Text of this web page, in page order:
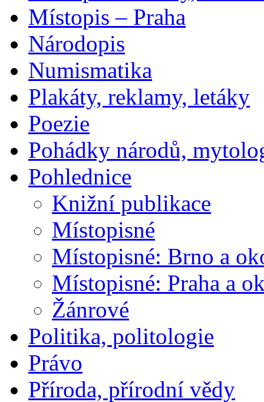
Místopis – Praha
Národopis
Numismatika
Plakáty, reklamy, letáky
Poezie
Pohádky národů,
Pohlednice
Knižní publikace
Místopisné
Místopisné: Brno a
Místopisné: Praha a
Žánrové
Politika, politologie
Právo
Příroda, přírodní vědy